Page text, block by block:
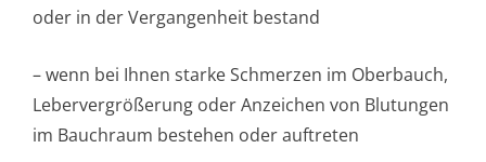
oder in der Vergangenheit bestand
– wenn bei Ihnen starke Schmerzen im Oberbauch,
Lebervergrößerung oder Anzeichen von Blutungen
im Bauchraum bestehen oder auftreten